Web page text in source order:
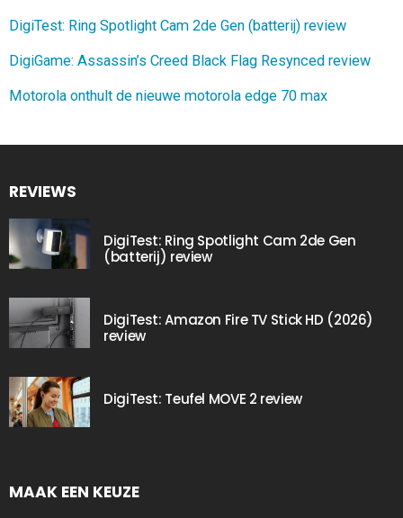
DigiTest: Ring Spotlight Cam 2de Gen (batterij) review
DigiGame: Assassin’s Creed Black Flag Resynced review
Motorola onthult de nieuwe motorola edge 70 max
REVIEWS
DigiTest: Ring Spotlight Cam 2de Gen
(batterij) review
DigiTest: Amazon Fire TV Stick HD (2026)
review
DigiTest: Teufel MOVE 2 review
MAAK EEN KEUZE